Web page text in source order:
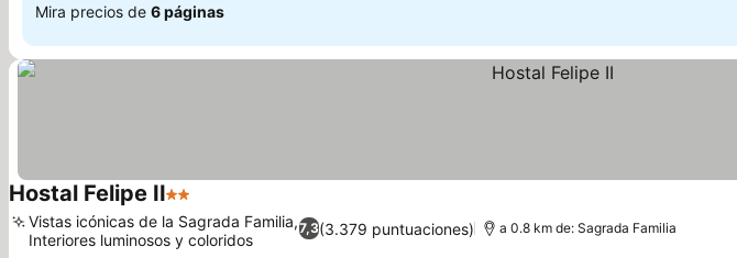
Mira precios de 6 páginas
Hostal Felipe II2 Estrellas
7,3(3.379 puntuaciones)
Vistas icónicas de la Sagrada Familia,
Interiores luminosos y coloridos
a 0.8 km de: Sagrada Familia